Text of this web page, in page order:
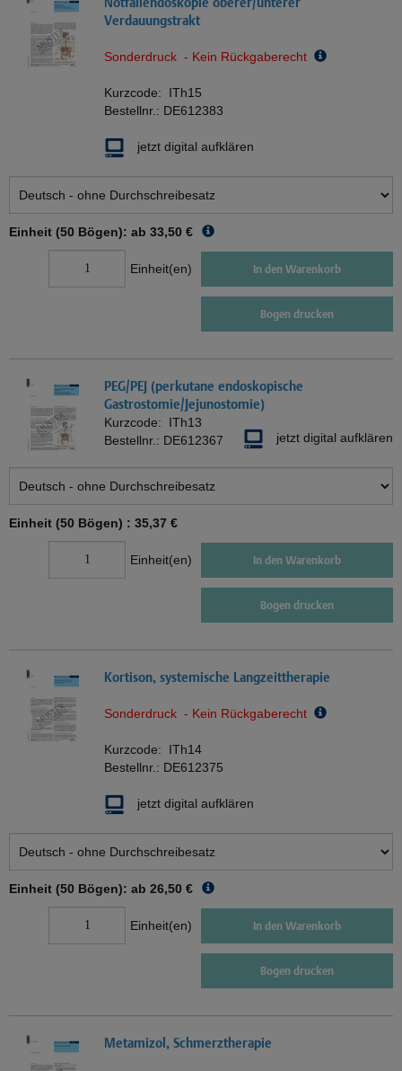
Verdauungstrakt
Sonderdruck - Kein Rückgaberecht
Kurzcode: ITh15
Bestellnr.: DE612383
jetzt digital aufklären
Einheit (50 Bögen): ab 33,50 €
Einheit(en) In den Warenkorb
Bogen drucken
PEG/PEJ (perkutane endoskopische
Gastrostomie/Jejunostomie)
Kurzcode: ITh13
Bestellnr.: DE612367 jetzt digital aufklären
Einheit (50 Bögen) : 35,37 €
Einheit(en) In den Warenkorb
Bogen drucken
Kortison, systemische Langzeittherapie
Sonderdruck - Kein Rückgaberecht
Kurzcode: ITh14
Bestellnr.: DE612375
jetzt digital aufklären
Einheit (50 Bögen): ab 26,50 €
Einheit(en) In den Warenkorb
Bogen drucken
Metamizol, Schmerztherapie